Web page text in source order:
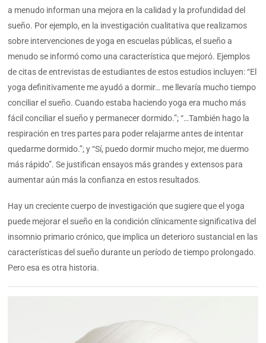
a menudo informan una mejora en la calidad y la profundidad del
sueño. Por ejemplo, en la investigación cualitativa que realizamos
sobre intervenciones de yoga en escuelas públicas, el sueño a
menudo se informó como una característica que mejoró. Ejemplos
de citas de entrevistas de estudiantes de estos estudios incluyen: “El
yoga definitivamente me ayudó a dormir… me llevaría mucho tiempo
conciliar el sueño. Cuando estaba haciendo yoga era mucho más
fácil conciliar el sueño y permanecer dormido.”; “…También hago la
respiración en tres partes para poder relajarme antes de intentar
quedarme dormido.”; y “Sí, puedo dormir mucho mejor, me duermo
más rápido”. Se justifican ensayos más grandes y extensos para
aumentar aún más la confianza en estos resultados.
Hay un creciente cuerpo de investigación que sugiere que el yoga
puede mejorar el sueño en la condición clínicamente significativa del
insomnio primario crónico, que implica un deterioro sustancial en las
características del sueño durante un período de tiempo prolongado.
Pero esa es otra historia.